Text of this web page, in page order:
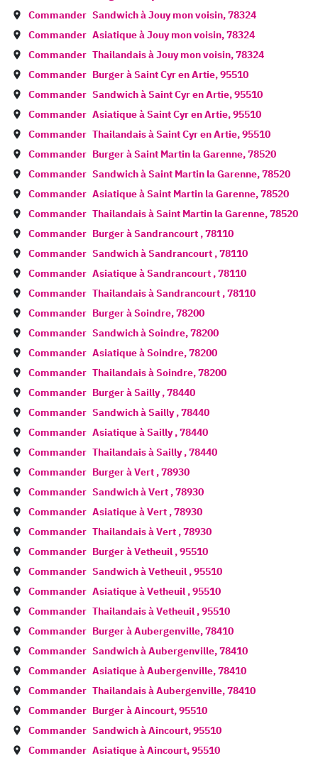
Commander Sandwich àJouy mon voisin,78324
Commander Asiatique àJouy mon voisin,78324
Commander Thailandais àJouy mon voisin,78324
Commander Burger àSaint Cyr en Artie,95510
Commander Sandwich àSaint Cyr en Artie,95510
Commander Asiatique àSaint Cyr en Artie,95510
Commander Thailandais àSaint Cyr en Artie,95510
Commander Burger àSaint Martin la Garenne,78520
Commander Sandwich àSaint Martin la Garenne,78520
Commander Asiatique àSaint Martin la Garenne,78520
Commander Thailandais àSaint Martin la Garenne,78520
Commander Burger àSandrancourt ,78110
Commander Sandwich àSandrancourt ,78110
Commander Asiatique àSandrancourt ,78110
Commander Thailandais àSandrancourt ,78110
Commander Burger àSoindre,78200
Commander Sandwich àSoindre,78200
Commander Asiatique àSoindre,78200
Commander Thailandais àSoindre,78200
Commander Burger àSailly,78440
Commander Sandwich àSailly,78440
Commander Asiatique àSailly,78440
Commander Thailandais àSailly,78440
Commander Burger àVert ,78930
Commander Sandwich àVert ,78930
Commander Asiatique àVert ,78930
Commander Thailandais àVert ,78930
Commander Burger àVetheuil ,95510
Commander Sandwich àVetheuil ,95510
Commander Asiatique àVetheuil ,95510
Commander Thailandais àVetheuil ,95510
Commander Burger àAubergenville,78410
Commander Sandwich àAubergenville,78410
Commander Asiatique àAubergenville,78410
Commander Thailandais àAubergenville,78410
Commander Burger àAincourt,95510
Commander Sandwich àAincourt,95510
Commander Asiatique àAincourt,95510